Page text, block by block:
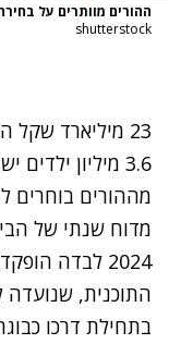
ההורים מוותרים על
shutterstock
23 מיליארד
מההורים בוחרים
מדוח שנתי של
2024 לבדה הופקדו בתוכנית 3.5 מיליארד שקל.
התוכנית, שנועדה